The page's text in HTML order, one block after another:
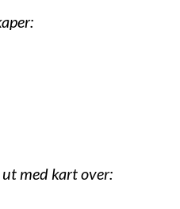
med kart over: